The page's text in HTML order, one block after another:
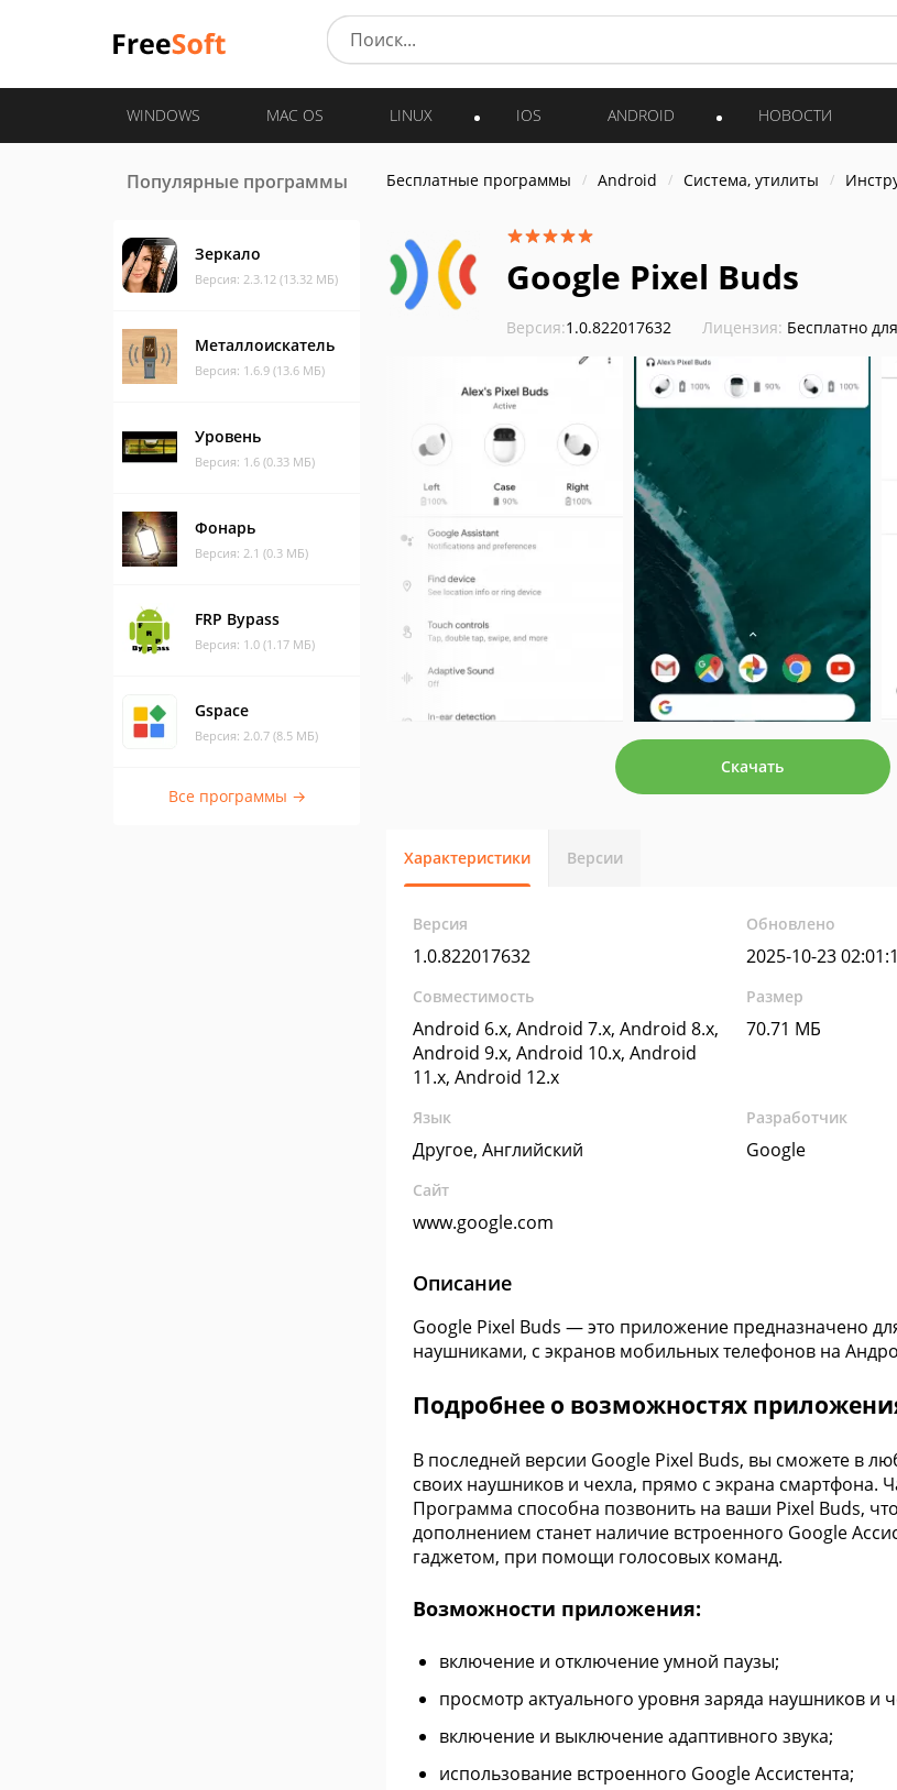
WINDOWS MAC OS LINUX IOS ANDROID НОВОСТИ
Популярные программы
Зеркало
Версия: 2.3.12 (13.32 МБ)
Металлоискатель
Версия: 1.6.9 (13.6 МБ)
Уровень
Версия: 1.6 (0.33 МБ)
Фонарь
Версия: 2.1 (0.3 МБ)
FRP Bypass
Версия: 1.0 (1.17 МБ)
Gspace
Версия: 2.0.7 (8.5 МБ)
Все программы →
Бесплатные программы Android Система, утилиты
Google Pixel Buds
Версия:1.0.822017632 Лицензия: Бесплатно
Скачать
Характеристики Версии
Версия
1.0.822017632
Обновлено
2025-10-23
Совместимость
Android 6.x, Android 7.x, Android 8.x,
Android 9.x, Android 10.x, Android
11.x, Android 12.x
Размер
70.71 МБ
Язык
Другое, Английский
Разработчик
Google
Сайт
www.google.com
Описание
Google Pixel Buds — это приложение предназначено
наушниками, с экранов мобильных телефонов на
Подробнее о возможностях
В последней версии Google Pixel Buds, вы сможете в
своих наушников и чехла, прямо с экрана смартфона.
Программа способна позвонить на ваши Pixel Buds,
дополнением станет наличие встроенного Google
гаджетом, при помощи голосовых команд.
Возможности приложения:
включение и отключение умной паузы;
просмотр актуального уровня заряда наушников и
включение и выключение адаптивного звука;
использование встроенного Google Ассистента;